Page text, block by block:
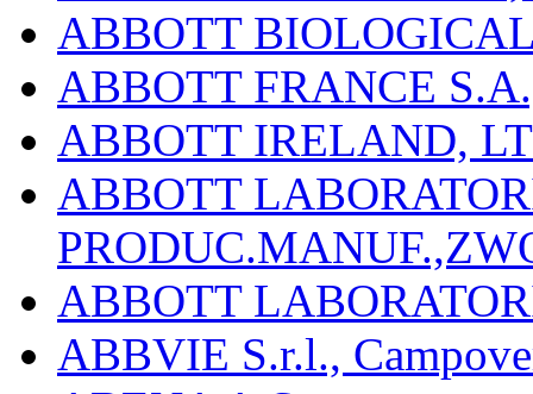
ABBOTT
ABBOTT FRANCE
ABBOTT IRELAND,
ABBOTT
ABBOTT
ABBVIE S.r.l.,